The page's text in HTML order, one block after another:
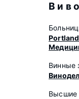
В и в
Винные
Высшие